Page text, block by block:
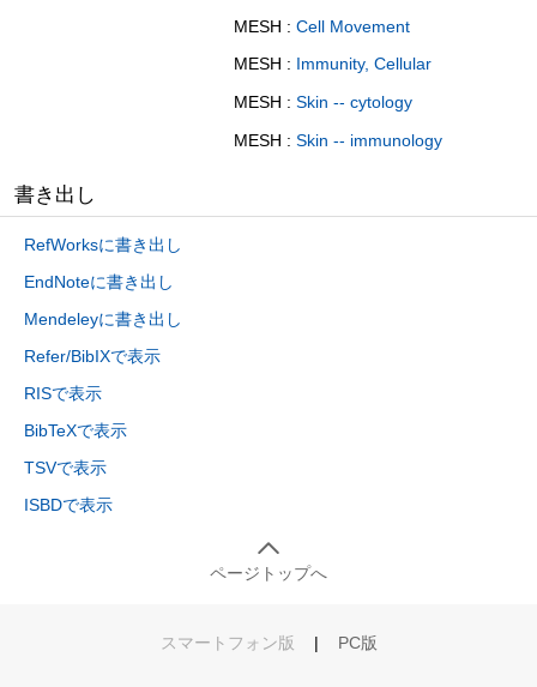
MESH : Cell Movement
MESH : Immunity, Cellular
MESH : Skin -- cytology
MESH : Skin -- immunology
書き出し
RefWorksに書き出し
EndNoteに書き出し
Mendeleyに書き出し
Refer/BibIXで表示
RISで表示
BibTeXで表示
TSVで表示
ISBDで表示
ページトップへ
スマートフォン版 | PC版